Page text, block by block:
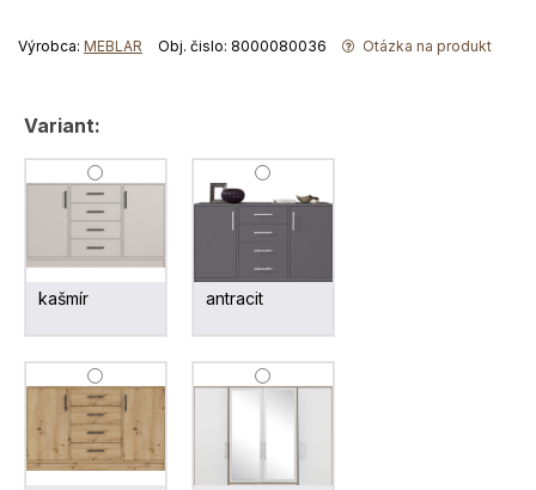
Výrobca: MEBLAR Obj. čislo: 8000080036 Otázka na produkt
Variant:
kašmír antracit